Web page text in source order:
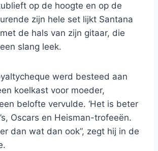
op de hoogte en op de
zijn hele set lijkt Santana
de hals van zijn gitaar, die
slang leek.
werd besteed aan
koelkast voor moeder,
belofte vervulde. ‘Het is beter
Oscars en Heisman-trofeeën.
dan wat dan ook”, zegt hij in de